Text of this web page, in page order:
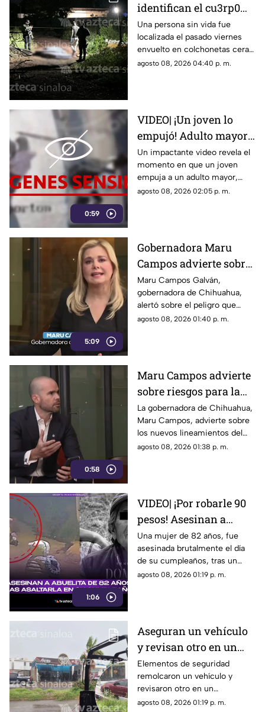
identifican el cu3rp0
envuelto en
colchonetas hallado en
Los Cerritos, Culiacán
Una persona sin vida fue
localizada el pasado viernes
envuelto en colchonetas cera
del sector de Los Cerritos, en
agosto 08, 2026 04:40 p. m.
0:59
VIDEO| ¡Un joven lo
empujó! Adulto mayor
muere atropellado por
un tráiler
Un impactante video revela el
momento en que un joven
empuja a un adulto mayor,
provocando su muerte al ser
agosto 08, 2026 02:05 p. m.
5:09
Gobernadora Maru
Campos advierte sobre
el uso de lineamientos
para sancionar a
medios y periodistas
Maru Campos Galván,
gobernadora de Chihuahua,
alertó sobre el peligro que
implican los nuevos
agosto 08, 2026 01:40 p. m.
0:58
Maru Campos advierte
sobre riesgos para la
libertad de expresión
La gobernadora de Chihuahua,
Maru Campos, advierte sobre
los nuevos lineamientos del
Gobierno Federal que
agosto 08, 2026 01:38 p. m.
1:06
VIDEO| ¡Por robarle 90
pesos! Asesinan a
abuelita de 82 años tras
asaltarla en su
cumpleaños
Una mujer de 82 años, fue
asesinada brutalmente el día
de su cumpleaños, tras un
asalto por solo 90 pesos.
agosto 08, 2026 01:19 p. m.
Aseguran un vehículo
y revisan otro en un
autolavado de
Portalegre, Culiacán
Elementos de seguridad
remolcaron un vehículo y
revisaron otro en un
autolavado del sector
agosto 08, 2026 01:19 p. m.